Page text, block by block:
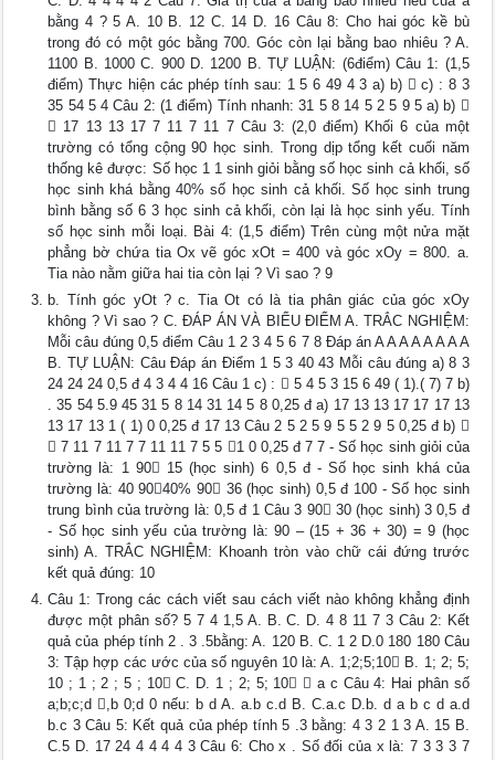
bằng 4 ? 5 A. 10 B. 12 C. 14 D. 16 Câu 8: Cho hai góc kề bù
trong đó có một góc bằng 700. Góc còn lại bằng bao nhiêu ? A.
1100 B. 1000 C. 900 D. 1200 B. TỰ LUẬN: (6điểm) Câu 1: (1,5
điểm) Thực hiện các phép tính sau: 1 5 6 49 4 3 a) b)  c) : 8 3
35 54 5 4 Câu 2: (1 điểm) Tính nhanh: 31 5 8 14 5 2 5 9 5 a) b) 
 17 13 13 17 7 11 7 11 7 Câu 3: (2,0 điểm) Khối 6 của một
trường có tổng cộng 90 học sinh. Trong dịp tổng kết cuối năm
thống kê được: Số học 1 1 sinh giỏi bằng số học sinh cả khối, số
học sinh khá bằng 40% số học sinh cả khối. Số học sinh trung
bình bằng số 6 3 học sinh cả khối, còn lại là học sinh yếu. Tính
số học sinh mỗi loại. Bài 4: (1,5 điểm) Trên cùng một nửa mặt
phẳng bờ chứa tia Ox vẽ góc xOt = 400 và góc xOy = 800. a.
Tia nào nằm giữa hai tia còn lại ? Vì sao ? 9
b. Tính góc yOt ? c. Tia Ot có là tia phân giác của góc xOy
không ? Vì sao ? C. ĐÁP ÁN VÀ BIỂU ĐIỂM A. TRẮC NGHIỆM:
Mỗi câu đúng 0,5 điểm Câu 1 2 3 4 5 6 7 8 Đáp án A A A A A A A A
B. TỰ LUẬN: Câu Đáp án Điểm 1 5 3 40 43 Mỗi câu đúng a) 8 3
24 24 24 0,5 đ 4 3 4 4 16 Câu 1 c) :  5 4 5 3 15 6 49 ( 1).( 7) 7 b)
. 35 54 5.9 45 31 5 8 14 31 14 5 8 0,25 đ a) 17 13 13 17 17 17 13
13 17 13 1 ( 1) 0 0,25 đ 17 13 Câu 2 5 2 5 9 5 5 2 9 5 0,25 đ b) 
 7 11 7 11 7 7 11 11 7 5 5 1 0 0,25 đ 7 7 - Số học sinh giỏi của
trường là: 1 90 15 (học sinh) 6 0,5 đ - Số học sinh khá của
trường là: 40 9040% 90 36 (học sinh) 0,5 đ 100 - Số học sinh
trung bình của trường là: 0,5 đ 1 Câu 3 90 30 (học sinh) 3 0,5 đ
- Số học sinh yếu của trường là: 90 – (15 + 36 + 30) = 9 (học
sinh) A. TRẮC NGHIỆM: Khoanh tròn vào chữ cái đứng trước
kết quả đúng: 10
Câu 1: Trong các cách viết sau cách viết nào không khẳng định
được một phân số? 5 7 4 1,5 A. B. C. D. 4 8 11 7 3 Câu 2: Kết
quả của phép tính 2 . 3 .5bằng: A. 120 B. C. 1 2 D.0 180 180 Câu
3: Tập hợp các ước của số nguyên 10 là: A. 1;2;5;10 B. 1; 2; 5;
10 ; 1 ; 2 ; 5 ; 10 C. D. 1 ; 2; 5; 10  a c Câu 4: Hai phân số
a;b;c;d ,b 0;d 0 nếu: b d A. a.b c.d B. C.a.c D.b. d a b c d a.d
b.c 3 Câu 5: Kết quả của phép tính 5 .3 bằng: 4 3 2 1 3 A. 15 B.
C.5 D. 17 24 4 4 4 4 3 Câu 6: Cho x . Số đối của x là: 7 3 3 3 7